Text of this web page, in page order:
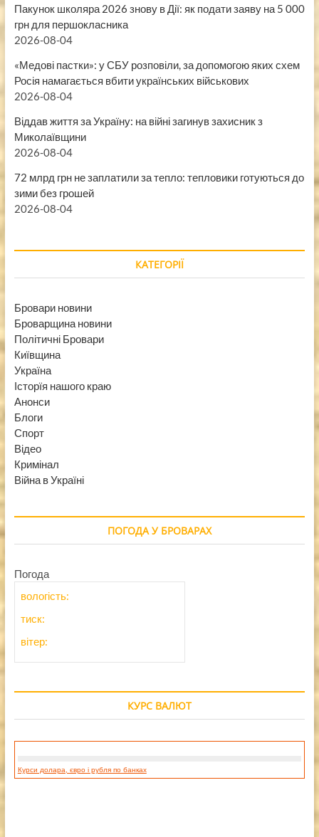
Пакунок школяра 2026 знову в Дії: як подати заяву на 5 000
грн для першокласника
2026-08-04
«Медові пастки»: у СБУ розповіли, за допомогою яких схем
Росія намагається вбити українських військових
2026-08-04
Віддав життя за Україну: на війні загинув захисник з
Миколаївщини
2026-08-04
72 млрд грн не заплатили за тепло: тепловики готуються до
зими без грошей
2026-08-04
КАТЕГОРІЇ
Бровари новини
Броварщина новини
Політичні Бровари
Київщина
Україна
Історїя нашого краю
Анонси
Блоги
Спорт
Відео
Кримінал
Війна в Україні
ПОГОДА У БРОВАРАХ
Погода
вологість:
тиск:
вітер:
КУРС ВАЛЮТ
Курси долара, євро і рубля по банках